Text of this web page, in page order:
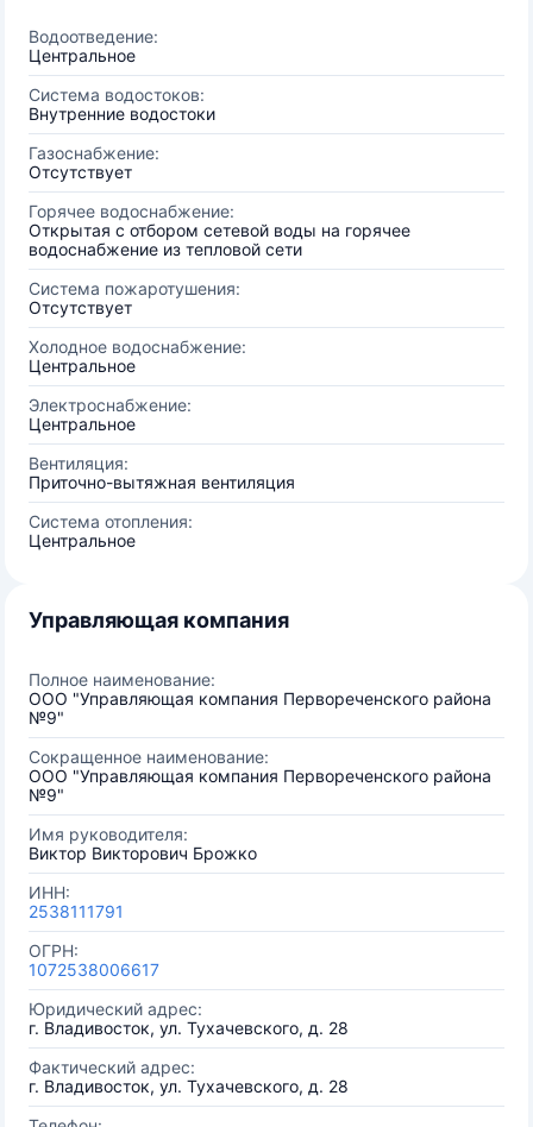
Водоотведение:
Центральное
Система водостоков:
Внутренние водостоки
Газоснабжение:
Отсутствует
Горячее водоснабжение:
Открытая с отбором сетевой воды на горячее
водоснабжение из тепловой сети
Система пожаротушения:
Отсутствует
Холодное водоснабжение:
Центральное
Электроснабжение:
Центральное
Вентиляция:
Приточно-вытяжная вентиляция
Система отопления:
Центральное
Управляющая компания
Полное наименование:
ООО "Управляющая компания Первореченского района
№9"
Сокращенное наименование:
ООО "Управляющая компания Первореченского района
№9"
Имя руководителя:
Виктор Викторович Брожко
ИНН:
2538111791
ОГРН:
1072538006617
Юридический адрес:
г. Владивосток, ул. Тухачевского, д. 28
Фактический адрес:
г. Владивосток, ул. Тухачевского, д. 28